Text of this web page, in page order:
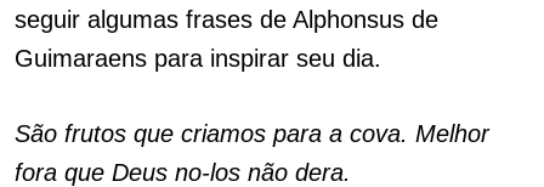
seguir algumas frases de Alphonsus de
Guimaraens para inspirar seu dia.
São frutos que criamos para a cova. Melhor
fora que Deus no-los não dera.